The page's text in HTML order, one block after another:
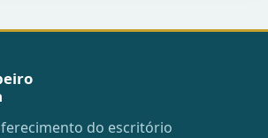
do escritório